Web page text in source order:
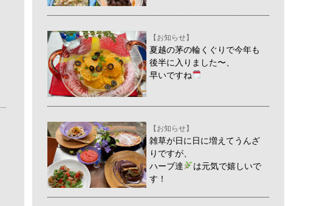
【お知らせ】
夏越の茅の輪くぐりで今年も
後半に入りました〜、
早いですね
【お知らせ】
雑草が日に日に増えてうんざ
りですが、
ハーブ達
は元気で嬉しいで
す！